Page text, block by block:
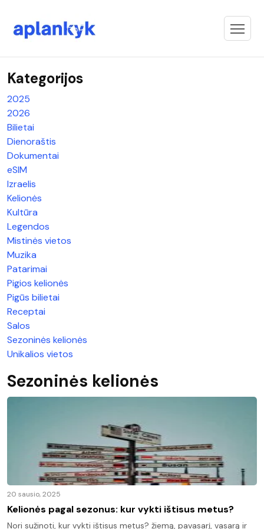
Kategorijos
2025
2026
Bilietai
Dienoraštis
Dokumentai
eSIM
Izraelis
Kelionės
Kultūra
Legendos
Mistinės vietos
Muzika
Patarimai
Pigios kelionės
Pigūs bilietai
Receptai
Salos
Sezoninės kelionės
Unikalios vietos
Sezoninės kelionės
20 sausio, 2025
Kelionės pagal sezonus: kur vykti ištisus metus?
Nori sužinoti, kur vykti ištisus metus? žiemą, pavasarį, vasarą ir